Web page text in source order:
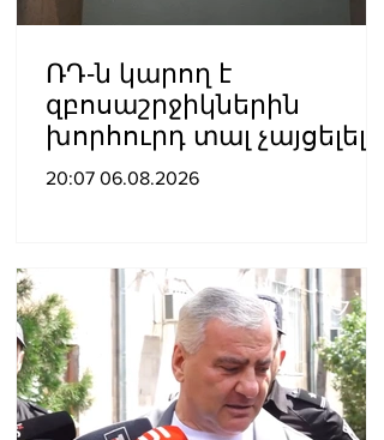
ՌԴ-ն կարող է
զբոսաշրջիկներին
խորհուրդ տալ չայցելել
Հայաստան՝
Մատվիենկո
20:07 06.08.2026